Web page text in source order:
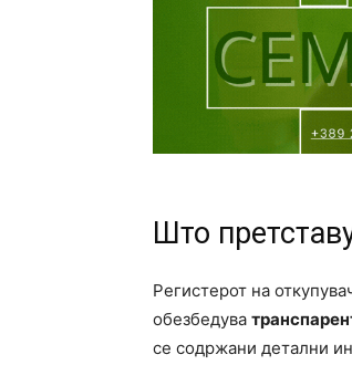
Што
Регистерот на
обезбедува
се содржани детални